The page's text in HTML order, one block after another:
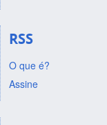
RSS
O que é?
Assine